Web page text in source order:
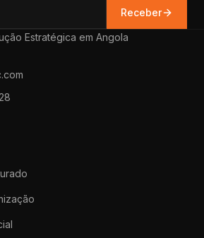
Receber
Estratégica em Angola